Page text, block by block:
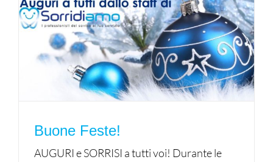
Buone Feste!
AUGURI e SORRISI a tutti voi! Durante le